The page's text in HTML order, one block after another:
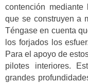
contención
que se construyen a
Téngase en cuenta
los forjados los
Para el apoyo de
pilotes interiores.
grandes